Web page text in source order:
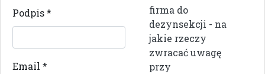
Podpis*
Email *
firma do
dezynsekcji - na
jakie rzeczy
zwracać uwagę
przy